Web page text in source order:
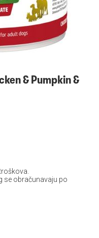
& Pumpkin &
se obračunavaju po